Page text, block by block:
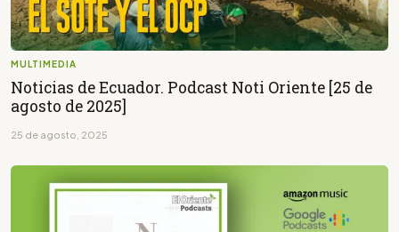
MULTIMEDIA
Noticias de Ecuador. Podcast Noti Oriente [25 de
agosto de 2025]
25 de agosto, 2025